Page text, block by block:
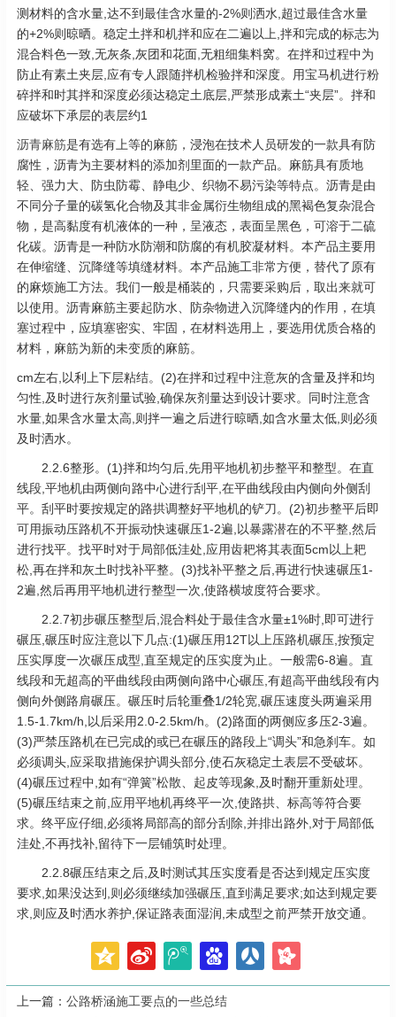
测材料的含水量,达不到最佳含水量的-2%则洒水,超过最佳含水量
的+2%则晾晒。稳定土拌和机拌和应在二遍以上,拌和完成的标志为
混合料色一致,无灰条,灰团和花面,无粗细集料窝。在拌和过程中为
防止有素土夹层,应有专人跟随拌机检验拌和深度。用宝马机进行粉
碎拌和时其拌和深度必须达稳定土底层,严禁形成素土“夹层”。拌和
应破坏下承层的表层约1
沥青麻筋是有选有上等的麻筋，浸泡在技术人员研发的一款具有防
腐性，沥青为主要材料的添加剂里面的一款产品。麻筋具有质地
轻、强力大、防虫防霉、静电少、织物不易污染等特点。沥青是由
不同分子量的碳氢化合物及其非金属衍生物组成的黑褐色复杂混合
物，是高黏度有机液体的一种，呈液态，表面呈黑色，可溶于二硫
化碳。沥青是一种防水防潮和防腐的有机胶凝材料。本产品主要用
在伸缩缝、沉降缝等填缝材料。本产品施工非常方便，替代了原有
的麻烦施工方法。我们一般是桶装的，只需要采购后，取出来就可
以使用。沥青麻筋主要起防水、防杂物进入沉降缝内的作用，在填
塞过程中，应填塞密实、牢固，在材料选用上，要选用优质合格的
材料，麻筋为新的未变质的麻筋。
cm左右,以利上下层粘结。(2)在拌和过程中注意灰的含量及拌和均
匀性,及时进行灰剂量试验,确保灰剂量达到设计要求。同时注意含
水量,如果含水量太高,则拌一遍之后进行晾晒,如含水量太低,则必须
及时洒水。
2.2.6整形。(1)拌和均匀后,先用平地机初步整平和整型。在直
线段,平地机由两侧向路中心进行刮平,在平曲线段由内侧向外侧刮
平。刮平时要按规定的路拱调整好平地机的铲刀。(2)初步整平后即
可用振动压路机不开振动快速碾压1-2遍,以暴露潜在的不平整,然后
进行找平。找平时对于局部低洼处,应用齿耙将其表面5cm以上耙
松,再在拌和灰土时找补平整。(3)找补平整之后,再进行快速碾压1-
2遍,然后再用平地机进行整型一次,使路横坡度符合要求。
2.2.7初步碾压整型后,混合料处于最佳含水量±1%时,即可进行
碾压,碾压时应注意以下几点:(1)碾压用12T以上压路机碾压,按预定
压实厚度一次碾压成型,直至规定的压实度为止。一般需6-8遍。直
线段和无超高的平曲线段由两侧向路中心碾压,有超高平曲线段有内
侧向外侧路肩碾压。碾压时后轮重叠1/2轮宽,碾压速度头两遍采用
1.5-1.7km/h,以后采用2.0-2.5km/h。(2)路面的两侧应多压2-3遍。
(3)严禁压路机在已完成的或已在碾压的路段上“调头”和急刹车。如
必须调头,应采取措施保护调头部分,使石灰稳定土表层不受破坏。
(4)碾压过程中,如有“弹簧”松散、起皮等现象,及时翻开重新处理。
(5)碾压结束之前,应用平地机再终平一次,使路拱、标高等符合要
求。终平应仔细,必须将局部高的部分刮除,并排出路外,对于局部低
洼处,不再找补,留待下一层铺筑时处理。
2.2.8碾压结束之后,及时测试其压实度看是否达到规定压实度
要求,如果没达到,则必须继续加强碾压,直到满足要求;如达到规定要
求,则应及时洒水养护,保证路表面湿润,未成型之前严禁开放交通。
上一篇： 公路桥涵施工要点的一些总结